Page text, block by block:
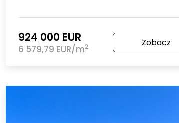
924 000 EUR
6 579,79 EUR/m2 Zobacz